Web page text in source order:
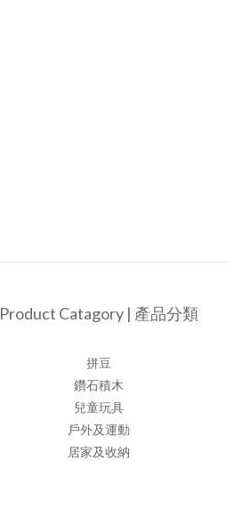
Product Catagory | 產品分類
拼豆
鑽石積木
兒童玩具
戶外及運動
居家及收納